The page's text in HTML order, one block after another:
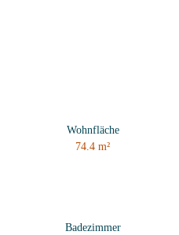
Wohnfläche
74.4m²
Badezimmer